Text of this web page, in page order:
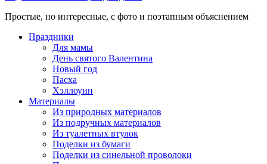
Простые, но интересные, с фото и поэтапным объяснением
Праздники
Для мамы
День святого Валентина
Новый год
Пасха
Хэллоуин
Материалы
Из природных материалов
Из подручных материалов
Из туалетных втулок
Поделки из бумаги
Поделки из синельной проволоки